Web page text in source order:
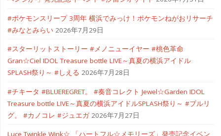
#ポケモンスリープ 3周年 横浜でみっけ！ポケモンねがおリサーチ
#みなとみらい 2026年7月29日
#スターリットストーリー #メノニューイヤー #桃色革命
Gran☆Ciel IDOL Treasure bottle LIVE～真夏の横浜アイドル
SPLASH祭り～ #しえる 2026年7月28日
#チキータ #BLUEREGRET。 #奏音コレクト Jewel☆Garden IDOL
Treasure bottle LIVE～真夏の横浜アイドルSPLASH祭り～ #ブルリ
グ。 #カノコレ #ジュエガ 2026年7月27日
Luce Twinkle Wink☆ 「ハートフル☆メモリーズ」発売記念イベン